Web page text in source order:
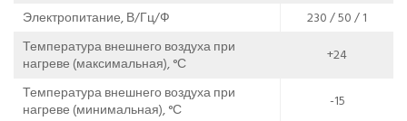
Электропитание, В/Гц/Ф
230 / 50 / 1
Температура внешнего воздуха при
нагреве (максимальная), °С
+24
Температура внешнего воздуха при
нагреве (минимальная), °С
-15